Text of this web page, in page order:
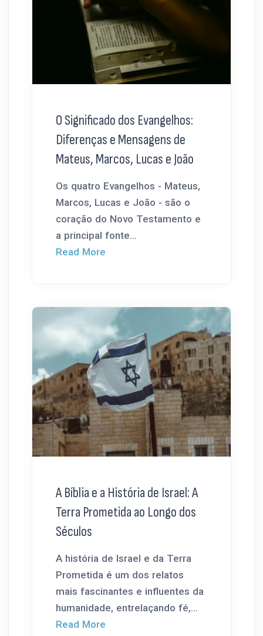
O Significado dos Evangelhos:
Diferenças e Mensagens de
Mateus, Marcos, Lucas e João
Os quatro Evangelhos - Mateus,
Marcos, Lucas e João - são o
coração do Novo Testamento e
a principal fonte...
Read More
A Bíblia e a História de Israel: A
Terra Prometida ao Longo dos
Séculos
A história de Israel e da Terra
Prometida é um dos relatos
mais fascinantes e influentes da
humanidade, entrelaçando fé,...
Read More